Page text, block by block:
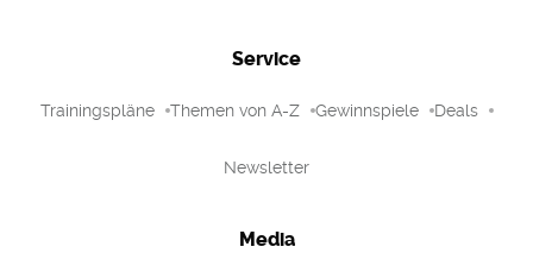
Service
Trainingspläne Themen von A-Z Gewinnspiele Deals
Newsletter
Media